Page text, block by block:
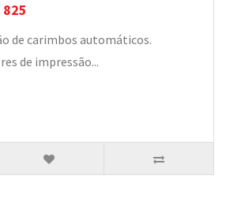
de carimbos automáticos.
de impressão...